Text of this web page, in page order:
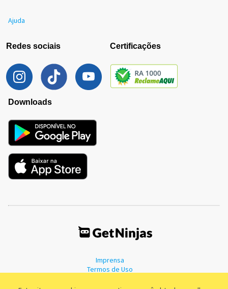
Ajuda
Redes sociais Certificações
Downloads
Imprensa
Termos de Uso